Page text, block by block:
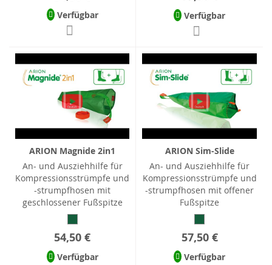
Verfügbar Verfügbar
ARION Magnide 2in1
An- und Ausziehhilfe für
Kompressionsstrümpfe und
-strumpfhosen mit
geschlossener Fußspitze
54,50 €
Verfügbar
ARION Sim-Slide
An- und Ausziehhilfe für
Kompressionsstrümpfe und
-strumpfhosen mit offener
Fußspitze
57,50 €
Verfügbar